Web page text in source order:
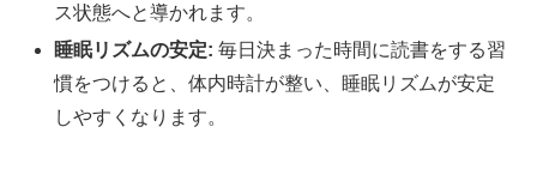
ス状態へと導かれます。
睡眠リズムの安定: 毎日決まった時間に読書をする習
慣をつけると、体内時計が整い、睡眠リズムが安定
しやすくなります。